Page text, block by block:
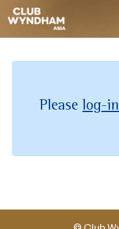
Please log-in
© Club